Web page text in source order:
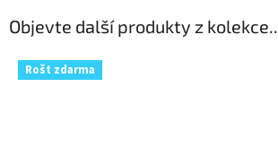
Objevte další produkty z kolekce..
Rošt zdarma